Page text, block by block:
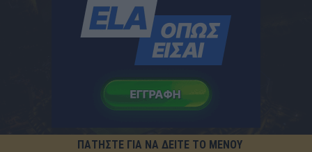
ΠΑΤΗΣΤΕ ΓΙΑ ΝΑ ΔΕΙΤΕ ΤΟ ΜΕΝΟΥ